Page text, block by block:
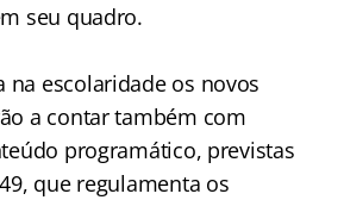
seu quadro.
na escolaridade os novos
a contar também com
programático, previstas
que regulamenta os